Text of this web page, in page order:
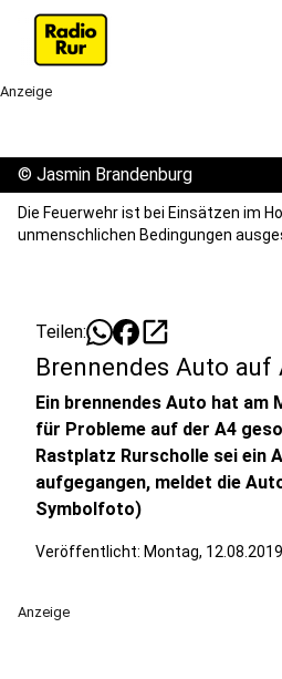
Anzeige
© Jasmin Brandenburg
Die Feuerwehr ist bei Einsätzen im
unmenschlichen Bedingungen
Teilen: open_in_new
Brennendes Auto auf
Ein brennendes Auto hat am
für Probleme auf der A4
Rastplatz Rurscholle sei ein
aufgegangen, meldet die
Symbolfoto)
Veröffentlicht: Montag,
Anzeige